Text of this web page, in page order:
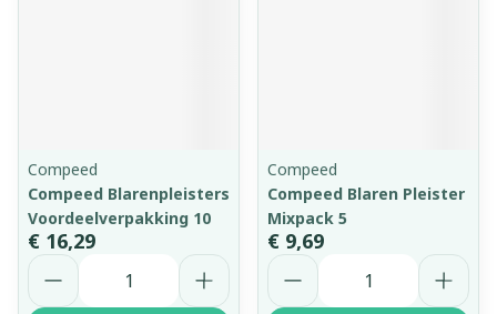
Compeed
Compeed Blarenpleisters
Voordeelverpakking 10
€ 16,29
Aantal
Compeed
Compeed Blaren Pleister
Mixpack 5
€ 9,69
Aantal